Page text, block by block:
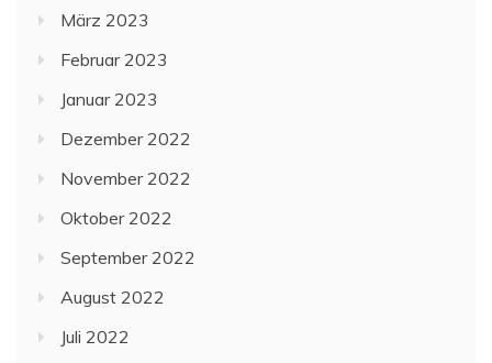
März 2023
Februar 2023
Januar 2023
Dezember 2022
November 2022
Oktober 2022
September 2022
August 2022
Juli 2022